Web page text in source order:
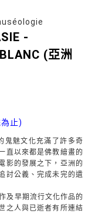
-
(亞洲
止)
鬼魅文化充滿了許多奇
直以來都是佛教繪畫的
影的發展之下，亞洲的
討公義、完成未完的遺
及早期流行文化作品的
之人與已逝者有所連結